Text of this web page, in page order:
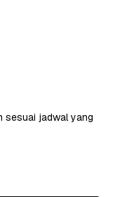
sesuai jadwal yang